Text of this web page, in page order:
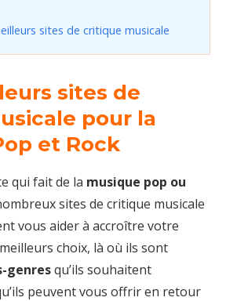
sites de critique musicale
sites de
pour la
et Rock
qui fait de la musique pop ou
sites de critique musicale
vous aider à accroître votre
choix, là où ils sont
genresqu’ils souhaitent
peuvent vous offrir en retour